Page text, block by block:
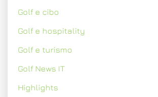
Golf e cibo
Golf e hospitality
Golf e turismo
Golf News IT
Highlights